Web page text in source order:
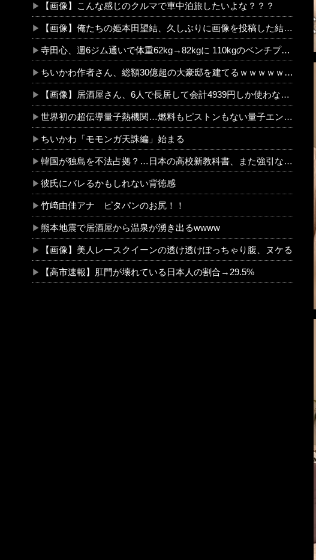
【画像】こんな感じのクルマで車中泊旅したいよな？？？
【画像】俺たちの姫本田望結、久しぶりに画像を投稿した結果→やっぱりワイらの姫だったw w w w w w w w w w
寺田心、週6ジム通いで体重62kg→82kgに 110kgのベンチプレス持ち上げる姿披露
ちいかわ作者さん、総額30億超の大豪邸を建てるｗｗｗｗｗｗｗｗｗｗｗｗｗｗｗｗｗｗｗ
【画像】居酒屋さん、6人で長居して会計4939円しか使わない客にお気持ち表明してしまう←コレどっちが悪いんや？？？？？？
世界初の超伝導量子熱機関…燃料もピストンもない量子エンジンが回った！
ちいかわ「モモンガ天誅編」始まる
韓国が独島を不法占拠？…日本の高校新教科書、また強引な主張＝韓国の反応
彼氏にバレるかもしれない背徳感
竹﨑由佳アナ ピタパンのお尻！！
熊本地震で居酒屋から温泉が湧き出るwwww
【画像】美人レースクイーンの透け透けぽっちゃり腹、ヌケる
【高市速報】肛門が壊れている日本人の割合→29.5%